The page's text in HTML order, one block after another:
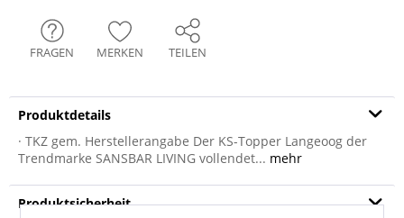
FRAGEN MERKEN TEILEN
Produktdetails
· TKZ gem. Herstellerangabe Der KS-Topper Langeoog der
Trendmarke SANSBAR LIVING vollendet... mehr
Produktsicherheit